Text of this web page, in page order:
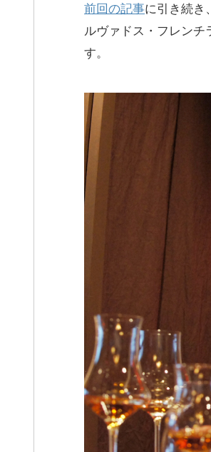
前回の記事に引き続き
ルヴァドス・フレンチ
す。